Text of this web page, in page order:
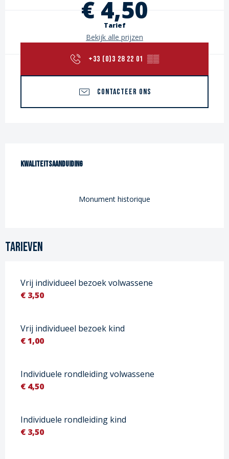
€ 4,50
Tarief
Bekijk alle prijzen
+33 (0)3 28 22 01 ▒▒
CONTACTEER ONS
Dienstverlening
Kwaliteitsaanduiding
Kwaliteitsaanduiding
Monument historique
Tarieven
Vrij individueel bezoek volwassene
€ 3,50
Vrij individueel bezoek kind
€ 1,00
Individuele rondleiding volwassene
€ 4,50
Individuele rondleiding kind
€ 3,50